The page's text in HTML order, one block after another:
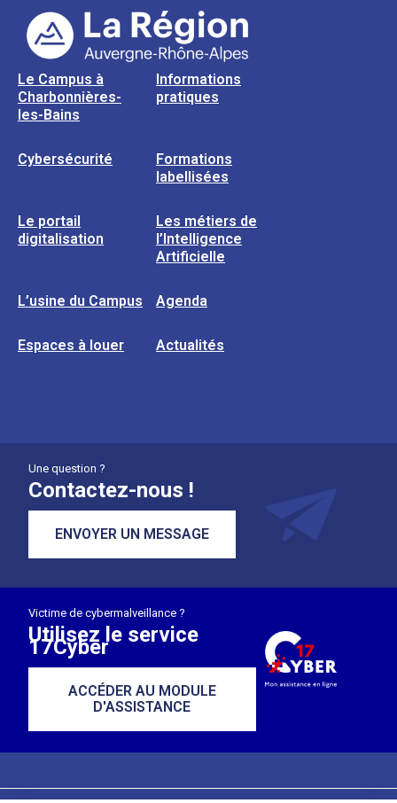
Le Campus à
Charbonnières-
les-Bains
Informations
pratiques
Cybersécurité
Formations
labellisées
Le portail
digitalisation
Les métiers de
l’Intelligence
Artificielle
L’usine du Campus Agenda
Espaces à louer Actualités
Une question ?
Contactez-nous !
ENVOYER UN MESSAGE
Victime de cybermalveillance ?
Utilisez le service
17Cyber
ACCÉDER AU MODULE
D'ASSISTANCE